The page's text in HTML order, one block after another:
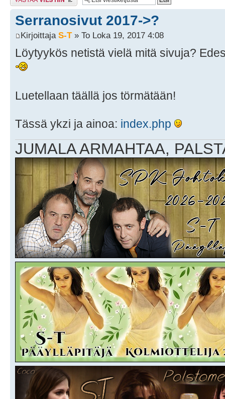
Serranosivut 2017->?
Kirjoittaja S-T» To Loka 19, 2017 4:08
Löytyykös netistä vielä mitä sivuja?
Luetellaan täällä jos törmätään!
Tässä ykzi ja ainoa: index.php
JUMALA ARMAHTAA,